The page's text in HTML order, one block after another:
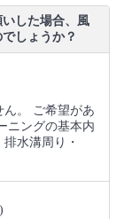
した場合、風
しょうか？
。 ご希望があ
ニングの基本内
水溝周り・